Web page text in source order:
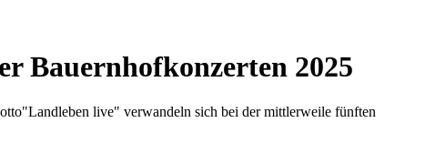
Bauernhofkonzerten 2025
live" verwandeln sich bei der mittlerweile fünften